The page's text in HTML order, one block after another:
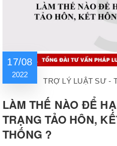
17/08
2022
TRỢ LÝ LUẬT SƯ -
LÀM THẾ NÀO ĐỂ
TRẠNG TẢO HÔN,
THỐNG ?